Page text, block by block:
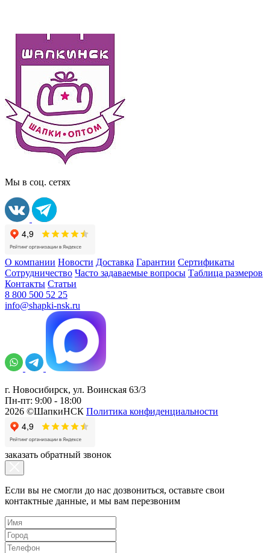
Мы в соц. сетях
О компании Новости Доставка Гарантии Сертификаты
Сотрудничество Часто задаваемые вопросы Таблица размеров
Контакты Статьи
8 800 500 52 25
info@shapki-nsk.ru
г. Новосибирск, ул. Воинская 63/3
Пн-пт: 9:00 - 18:00
2026 ©ШапкиНСК Политика конфиденциальности
заказать обратный звонок
Если вы не смогли до нас дозвониться, оставьте свои
контактные данные, и мы вам перезвоним